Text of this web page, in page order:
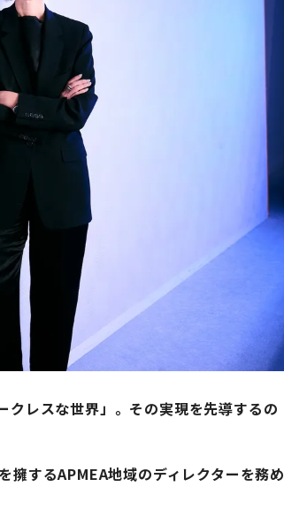
クレスな世界」。その実現を先導するの
擁するAPMEA地域のディレクターを務め